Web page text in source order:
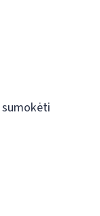
sumokėti